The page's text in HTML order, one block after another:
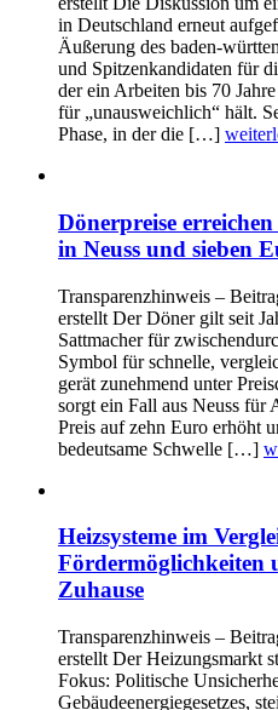
in Deutschland erneut
Äußerung des baden-
und Spitzenkandidaten für
der ein Arbeiten bis 70
für „unausweichlich“ hält.
Phase, in der die […]
Dönerpreise
in Neuss und sieben
Transparenzhinweis –
erstellt Der Döner gilt seit
Sattmacher für
Symbol für schnelle,
gerät zunehmend unter
sorgt ein Fall aus Neuss für
Preis auf zehn Euro erhöht
bedeutsame Schwelle […]
Heizsysteme im
Fördermöglichkeiten
Zuhause
Transparenzhinweis –
erstellt Der Heizungsmarkt
Fokus: Politische
Gebäudeenergiegesetzes,